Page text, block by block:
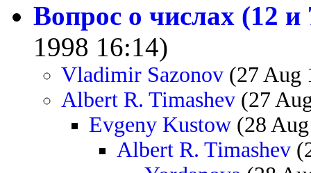
Вопрос о числах (12 и
1998 16:14)
Vladimir Sazonov (27 Aug
Albert R. Timashev (27
Evgeny Kustow (28
Albert R. Timashev